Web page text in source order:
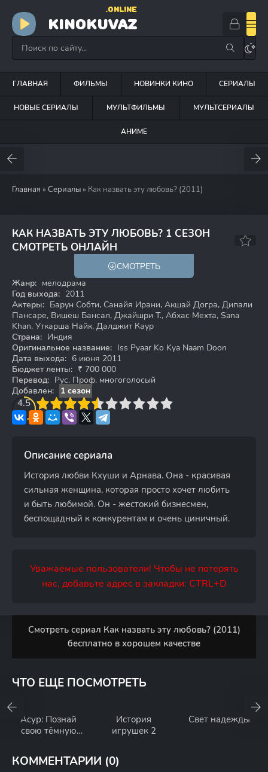
KINOKUVAZ
.ONLINE
ГЛАВНАЯ ФИЛЬМЫ НОВИНКИ КИНО СЕРИАЛЫ
НОВЫЕ СЕРИАЛЫ МУЛЬТФИЛЬМЫ МУЛЬТСЕРИАЛЫ
АНИМЕ
Главная » Сериалы » Как назвать эту любовь? (2011)
КАК НАЗВАТЬ ЭТУ ЛЮБОВЬ? 1 СЕЗОН
СМОТРЕТЬ ОНЛАЙН
8.8
СМОТРЕТЬ
Жанр: мелодрама
Год выхода: 2011
Актеры: Барун Собти, Санайя Ирани, Акшай Догра, Дипали
Пансаре, Вишеш Бансал, Джайшри Т., Абхас Мехта, Sana
Khan, Уткарша Найк, Далджит Каур
Страна: Индия
Оригинальное название: Iss Pyaar Ko Kya Naam Doon
Дата выхода: 6 июня 2011
Бюджет ленты: ₹ 700 000
Перевод: Рус. Проф. многоголосый
Добавлен:
1 сезон
4.5
4 5 6 7 8 9 10
Описание сериала
История любви Кхуши и Арнава. Она - красивая
сильная женщина, которая просто хочет любить
и быть любимой. Он - жестокий бизнесмен,
беспощадный к конкурентам и очень циничный.
Уважаемые пользователи! Чтобы не потерять
нас, добавьте адрес в закладки: CTRL+D
Смотреть сериал Как назвать эту любовь? (2011)
бесплатно в хорошем качестве
ЧТО ЕЩЕ ПОСМОТРЕТЬ
Асур: Познай
свою тёмную
История
игрушек 2
Свет надежды
КОММЕНТАРИИ (0)